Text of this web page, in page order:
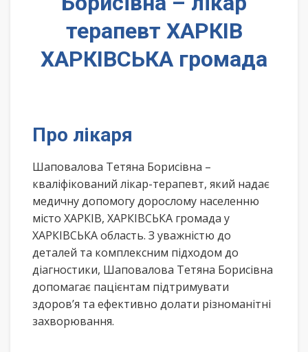
терапевт ХАРКІВ
ХАРКІВСЬКА громада
Про лікаря
Шаповалова Тетяна Борисівна –
кваліфікований лікар-терапевт, який надає
медичну допомогу дорослому населенню
місто ХАРКІВ, ХАРКІВСЬКА громада у
ХАРКІВСЬКА область. З уважністю до
деталей та комплексним підходом до
діагностики, Шаповалова Тетяна Борисівна
допомагає пацієнтам підтримувати
здоров’я та ефективно долати різноманітні
захворювання.